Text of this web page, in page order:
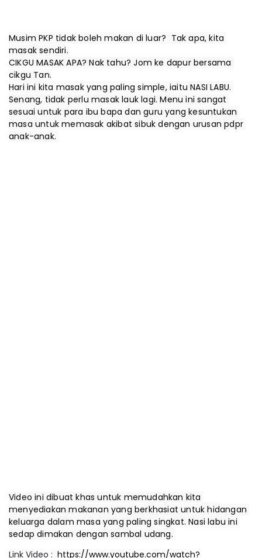
Musim PKP tidak boleh makan di luar?  Tak apa, kita
masak sendiri.
CIKGU MASAK APA? Nak tahu? Jom ke dapur bersama
cikgu Tan.
Hari ini kita masak yang paling simple, iaitu NASI LABU.
Senang, tidak perlu masak lauk lagi. Menu ini sangat
sesuai untuk para ibu bapa dan guru yang kesuntukan
masa untuk memasak akibat sibuk dengan urusan pdpr
anak-anak.
Video ini dibuat khas untuk memudahkan kita
menyediakan makanan yang berkhasiat untuk hidangan
keluarga dalam masa yang paling singkat. Nasi labu ini
sedap dimakan dengan sambal udang.
Link Video : https://www.youtube.com/watch?